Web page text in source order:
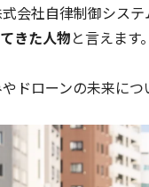
会社自律制御シス
きた人物と言えます。
ドローンの未来につ